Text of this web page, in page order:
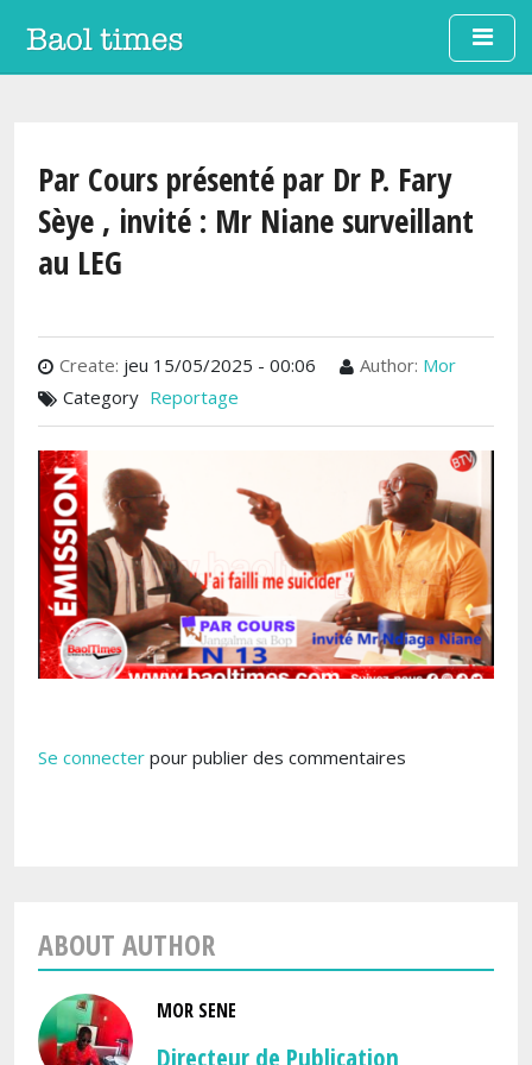
Aller au contenu principal
Par Cours présenté par Dr P. Fary
Sèye , invité : Mr Niane surveillant
au LEG
Create: jeu 15/05/2025 - 00:06 Author: Mor
Category Reportage
Se connecter pour publier des commentaires
ABOUT AUTHOR
MOR SENE
Directeur de Publication